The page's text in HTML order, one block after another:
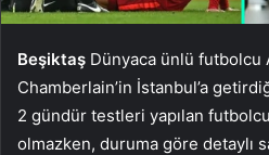
Beşiktaş Dünyaca ünlü futbolcu
Chamberlain’in İstanbul’a
2 gündür testleri yapılan
olmazken, duruma göre detaylı